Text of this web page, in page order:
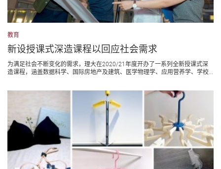
教育
新设授课式深造课程以回应社会需求
为满足社会不断变化的需求，理大在2020/21年度开办了一系列全新授课式深
造课程，涵盖数据科学、国际房地产及建筑、医学物理学、应用营养学、学校...